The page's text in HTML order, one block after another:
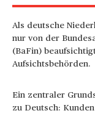
Als deutsche
nur von der
(BaFin)
Aufsichtsbehörden.
Ein zentraler
zu Deutsch: